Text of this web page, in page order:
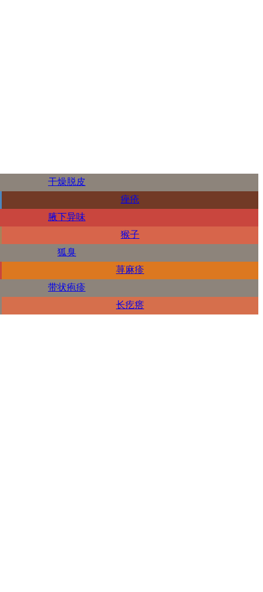
干燥脱皮
痤疮
腋下异味
猴子
狐臭
荨麻疹
带状疱疹
长疙瘩